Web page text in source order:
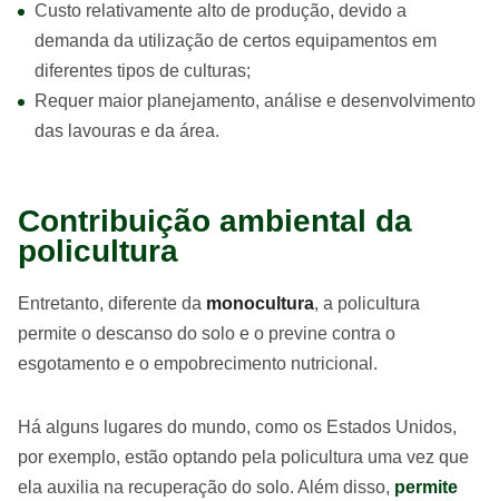
Custo relativamente alto de produção, devido a
demanda da utilização de certos equipamentos em
diferentes tipos de culturas;
Requer maior planejamento, análise e desenvolvimento
das lavouras e da área.
Contribuição ambiental da
policultura
Entretanto, diferente da monocultura, a policultura
permite o descanso do solo e o previne contra o
esgotamento e o empobrecimento nutricional.
Há alguns lugares do mundo, como os Estados Unidos,
por exemplo, estão optando pela policultura uma vez que
ela auxilia na recuperação do solo. Além disso, permite